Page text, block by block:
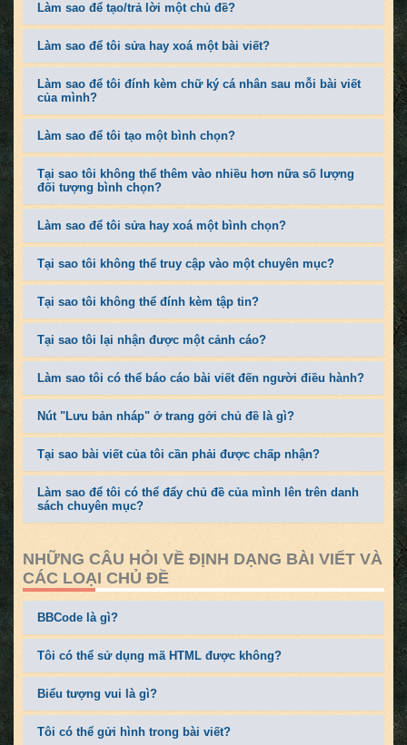
Làm sao để tạo/trả lời một chủ đề?
Làm sao để tôi sửa hay xoá một bài viết?
Làm sao để tôi đính kèm chữ ký cá nhân sau mỗi bài viết
của mình?
Làm sao để tôi tạo một bình chọn?
Tại sao tôi không thể thêm vào nhiều hơn nữa số lượng
đối tượng bình chọn?
Làm sao để tôi sửa hay xoá một bình chọn?
Tại sao tôi không thể truy cập vào một chuyên mục?
Tại sao tôi không thể đính kèm tập tin?
Tại sao tôi lại nhận được một cảnh cáo?
Làm sao tôi có thể báo cáo bài viết đến người điều hành?
Nút "Lưu bản nháp" ở trang gởi chủ đề là gì?
Tại sao bài viết của tôi cần phải được chấp nhận?
Làm sao để tôi có thể đẩy chủ đề của mình lên trên danh
sách chuyên mục?
NHỮNG CÂU HỎI VỀ ĐỊNH DẠNG BÀI VIẾT VÀ
CÁC LOẠI CHỦ ĐỀ
BBCode là gì?
Tôi có thể sử dụng mã HTML được không?
Biểu tượng vui là gì?
Tôi có thể gửi hình trong bài viết?